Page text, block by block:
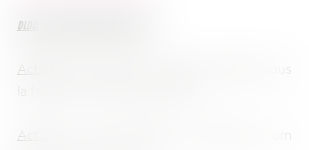
DLDO
Activité
: restauration asiatique exploité sous
la forme d'un buffet à volonté
Actifs
: bail commercial, clientèle, nom